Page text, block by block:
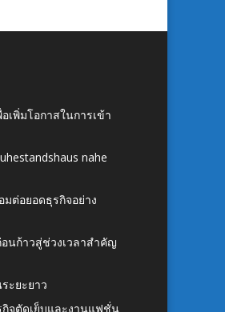
เพิ่มโอกาสในการเข้า
nahe
ต่อยอดธุรกิจอย่าง
นก้าวสู่ช่วงเวลาสำคัญ
ะยะยาว
จตัดเย็บและงานแฟชั่น